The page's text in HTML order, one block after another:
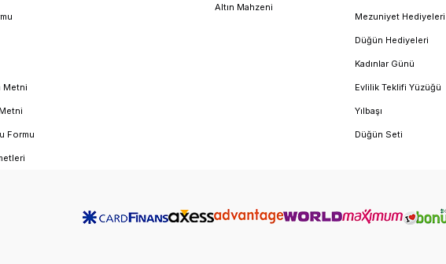
Metni
Formu
Altın Mahzeni
Mezuniyet Hediyeleri
Düğün Hediyeleri
Kadınlar Günü
Evlilik Teklifi Yüzüğü
Yılbaşı
Düğün Seti